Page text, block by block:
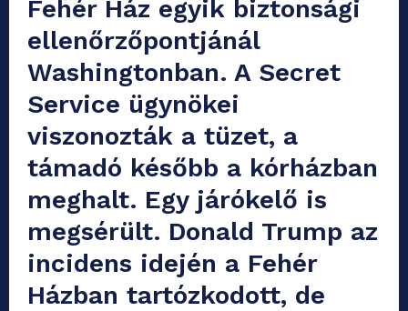
Fehér Ház egyik biztonsági
ellenőrzőpontjánál
Washingtonban. A Secret
Service ügynökei
viszonozták a tüzet, a
támadó később a kórházban
meghalt. Egy járókelő is
megsérült. Donald Trump az
incidens idején a Fehér
Házban tartózkodott, de